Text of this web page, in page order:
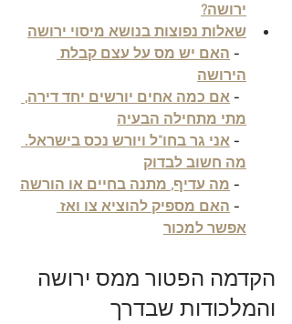
ירושה?
שאלות נפוצות בנושא מיסוי ירושה
האם יש מס על עצם קבלת
הירושה
אם כמה אחים יורשים יחד דירה,
מתי מתחילה הבעיה
אני גר בחו"ל ויורש נכס בישראל.
מה חשוב לבדוק
מה עדיף, מתנה בחיים או הורשה
האם מספיק להוציא צו ואז
אפשר למכור
הקדמה הפטור ממס ירושה
והמלכודות שבדרך